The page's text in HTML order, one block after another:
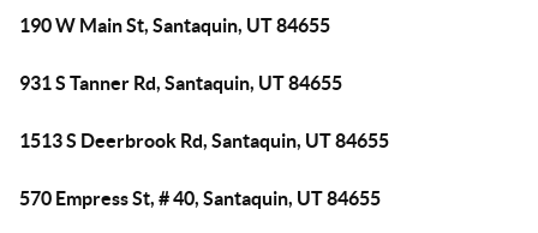
190 W Main St, Santaquin, UT 84655
931 S Tanner Rd, Santaquin, UT 84655
1513 S Deerbrook Rd, Santaquin, UT 84655
570 Empress St, # 40, Santaquin, UT 84655